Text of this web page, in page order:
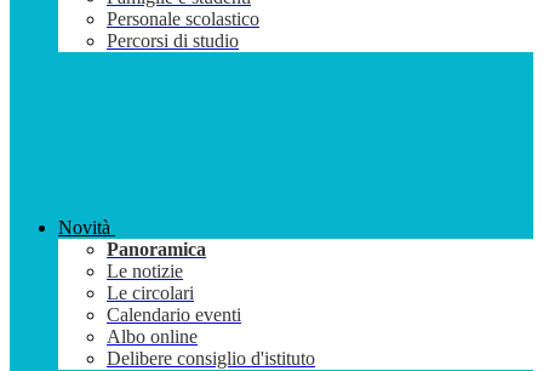
Personale scolastico
Percorsi di studio
Novità
Panoramica
Le notizie
Le circolari
Calendario eventi
Albo online
Delibere consiglio d'istituto